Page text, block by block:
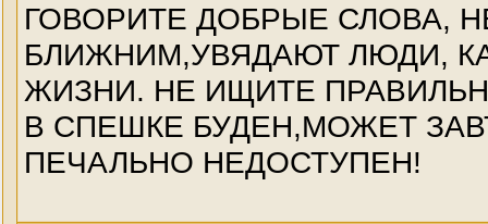
ГОВОРИТЕ ДОБРЫЕ СЛОВА,
БЛИЖНИМ,УВЯДАЮТ ЛЮДИ,
ЖИЗНИ. НЕ ИЩИТЕ
В СПЕШКЕ БУДЕН,МОЖЕТ
ПЕЧАЛЬНО НЕДОСТУПЕН!